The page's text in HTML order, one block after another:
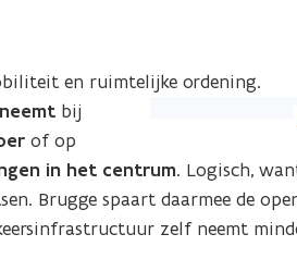
en ruimtelijke ordening.
de
afbeelding
voor
bij
of op
in het centrum. Logisch,
Brugge spaart daarmee de
zelf neemt